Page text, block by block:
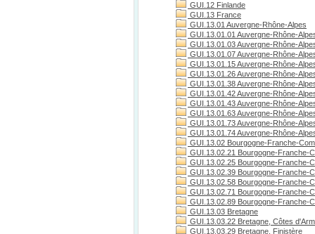
GUI.12 Finlande
GUI.13 France
GUI.13.01 Auvergne-Rhône-Alpes
GUI.13.01.01 Auvergne-Rhône-
GUI.13.01.03 Auvergne-Rhône-
GUI.13.01.07 Auvergne-Rhône-
GUI.13.01.15 Auvergne-Rhône-
GUI.13.01.26 Auvergne-Rhône-
GUI.13.01.38 Auvergne-Rhône-
GUI.13.01.42 Auvergne-Rhône-
GUI.13.01.43 Auvergne-Rhône-
GUI.13.01.63 Auvergne-Rhône-
GUI.13.01.73 Auvergne-Rhône-
GUI.13.01.74 Auvergne-Rhône-
GUI.13.02 Bourgogne-Franche-
GUI.13.02.21 Bourgogne-Franche-
GUI.13.02.25 Bourgogne-Franche-
GUI.13.02.39 Bourgogne-Franche-
GUI.13.02.58 Bourgogne-Franche-
GUI.13.02.71 Bourgogne-Franche-
GUI.13.02.89 Bourgogne-Franche-
GUI.13.03 Bretagne
GUI.13.03.22 Bretagne, Côtes
GUI.13.03.29 Bretagne, Finistère